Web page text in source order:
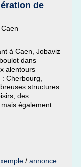
de
à Caen, Jobaviz
dans
alentours
Cherbourg,
structures
des
également
/ annonce